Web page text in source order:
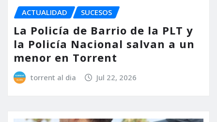
ACTUALIDAD SUCESOS
La Policía de Barrio de la PLT y
la Policía Nacional salvan a un
menor en Torrent
torrent al dia Jul 22, 2026